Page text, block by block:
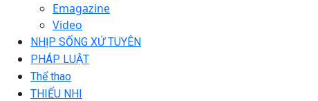
Emagazine
Video
NHỊP SỐNG XỨ TUYÊN
PHÁP LUẬT
Thể thao
THIẾU NHI